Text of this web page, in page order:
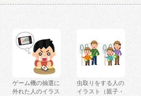
ゲーム機の抽選に
外れた人のイラス
虫取りをする人の
イラスト（親子・